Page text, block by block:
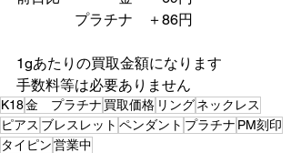
プラチナ　＋86円
1gあたりの買取金額になります
手数料等は必要ありません
K18金 プラチナ 買取価格 リングネックレス
ピアス ブレスレット ペンダント プラチナ PM刻印
タイピン営業中